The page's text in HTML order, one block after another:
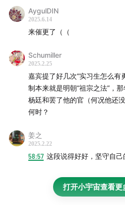
“濮议论”与“人情论”：
“濮议
的“大宗小宗”理论，他认为朱
的传承，认为继位者应当入继
己的父亲兴献王仅能称皇叔考
臣提出，他们强调朱厚熜继位
张璁通过《礼记》《仪礼》
理论，认为杨的“濮议论”不符
题。
阳明心学：由明代大儒王守仁
理，王阳明则继承宋代陆九渊
高的道理不需外求，而从自己
AygulDIN
2025.6.14
来催更了（（
Schumiller
2025.2.25
嘉宾提了好几次“实习生怎么有
制本来就是明朝“祖宗之法”，
杨廷和罢了他的官（何况他还
何时？
姜之
2025.2.22
58:57 这段说得好好，坚守自己
打开小宇宙查看更